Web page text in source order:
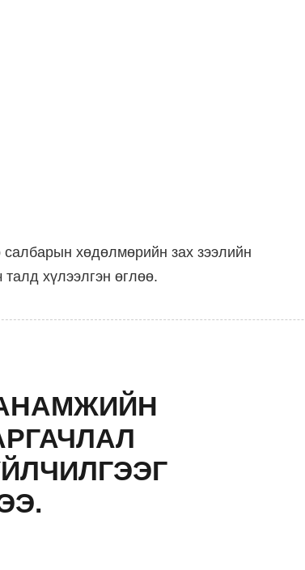
хөдөлмөрийн зах зээлийн
талд хүлээлгэн өглөө.